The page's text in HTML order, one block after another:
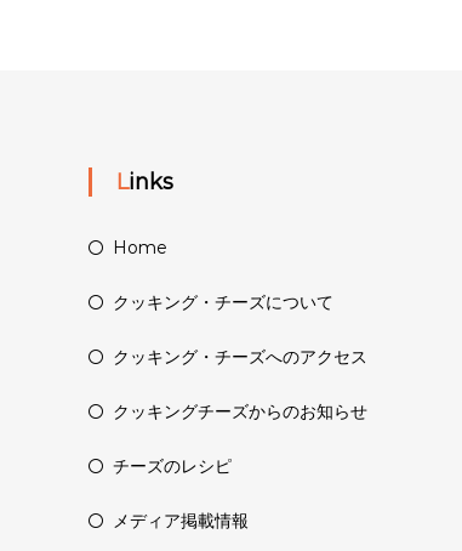
Links
Home
クッキング・チーズについて
クッキング・チーズへのアクセス
クッキングチーズからのお知らせ
チーズのレシピ
メディア掲載情報